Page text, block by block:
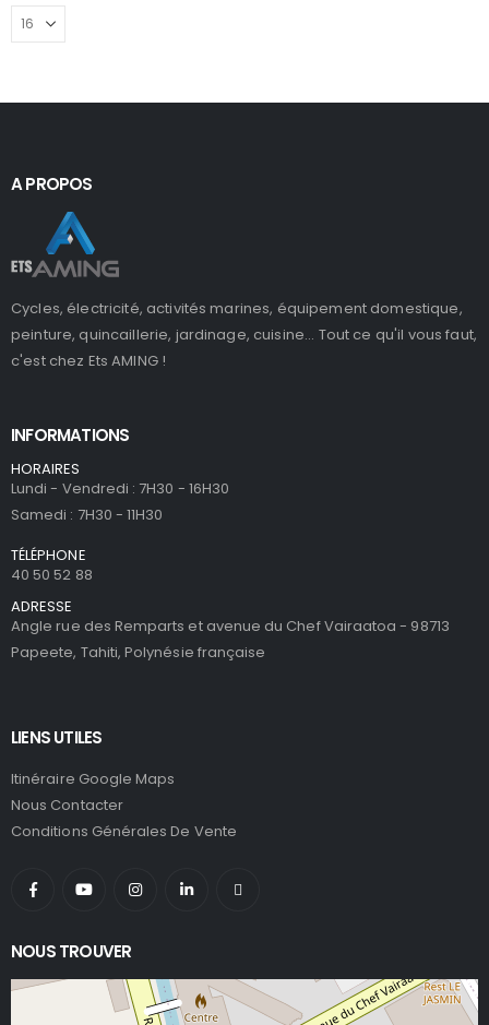
A PROPOS
Cycles, électricité, activités marines, équipement domestique,
peinture, quincaillerie, jardinage, cuisine... Tout ce qu'il vous faut,
c'est chez Ets AMING !
INFORMATIONS
HORAIRES
Lundi - Vendredi : 7H30 - 16H30
Samedi : 7H30 - 11H30
TÉLÉPHONE
40 50 52 88
ADRESSE
Angle rue des Remparts et avenue du Chef Vairaatoa - 98713
Papeete, Tahiti, Polynésie française
LIENS UTILES
Itinéraire Google Maps
Nous Contacter
Conditions Générales De Vente
NOUS TROUVER